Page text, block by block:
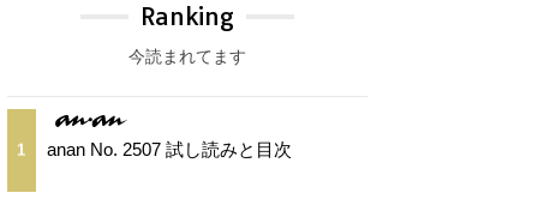
Ranking
今読まれてます
1 anan No. 2507 試し読みと目次